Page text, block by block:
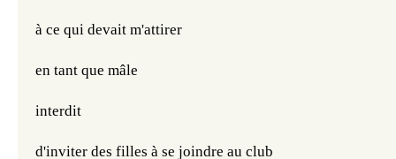
à ce qui devait m'attirer
en tant que mâle
interdit
d'inviter des filles à se joindre au club